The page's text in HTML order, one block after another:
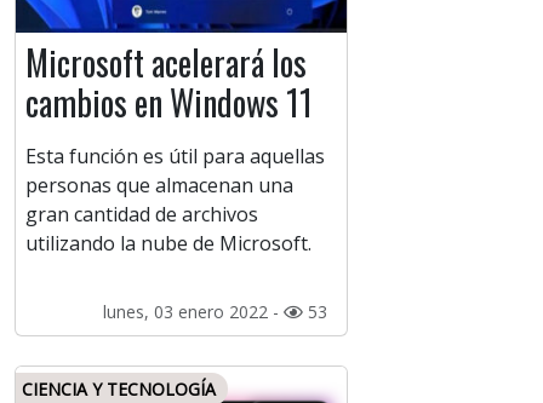
Microsoft acelerará los
cambios en Windows 11
Esta función es útil para aquellas
personas que almacenan una
gran cantidad de archivos
utilizando la nube de Microsoft.
lunes, 03 enero 2022 - 53
CIENCIA Y TECNOLOGÍA